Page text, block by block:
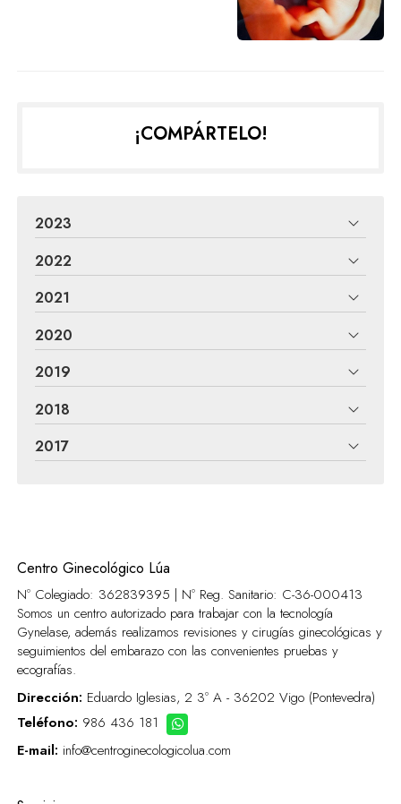
¡COMPÁRTELO!
2023
2022
2021
2020
2019
2018
2017
Centro Ginecológico Lúa
Nº Colegiado: 362839395 | Nº Reg. Sanitario: C-36-000413
Somos un centro autorizado para trabajar con la tecnología
Gynelase, además realizamos revisiones y cirugías ginecológicas y
seguimientos del embarazo con las convenientes pruebas y
ecografías.
Dirección: Eduardo Iglesias, 2 3º A - 36202 Vigo (Pontevedra)
Teléfono: 986 436 181
E-mail: info@centroginecologicolua.com